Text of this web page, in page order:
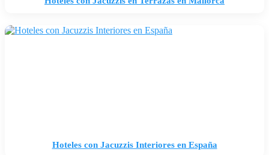
Hoteles con Jacuzzis Interiores en España